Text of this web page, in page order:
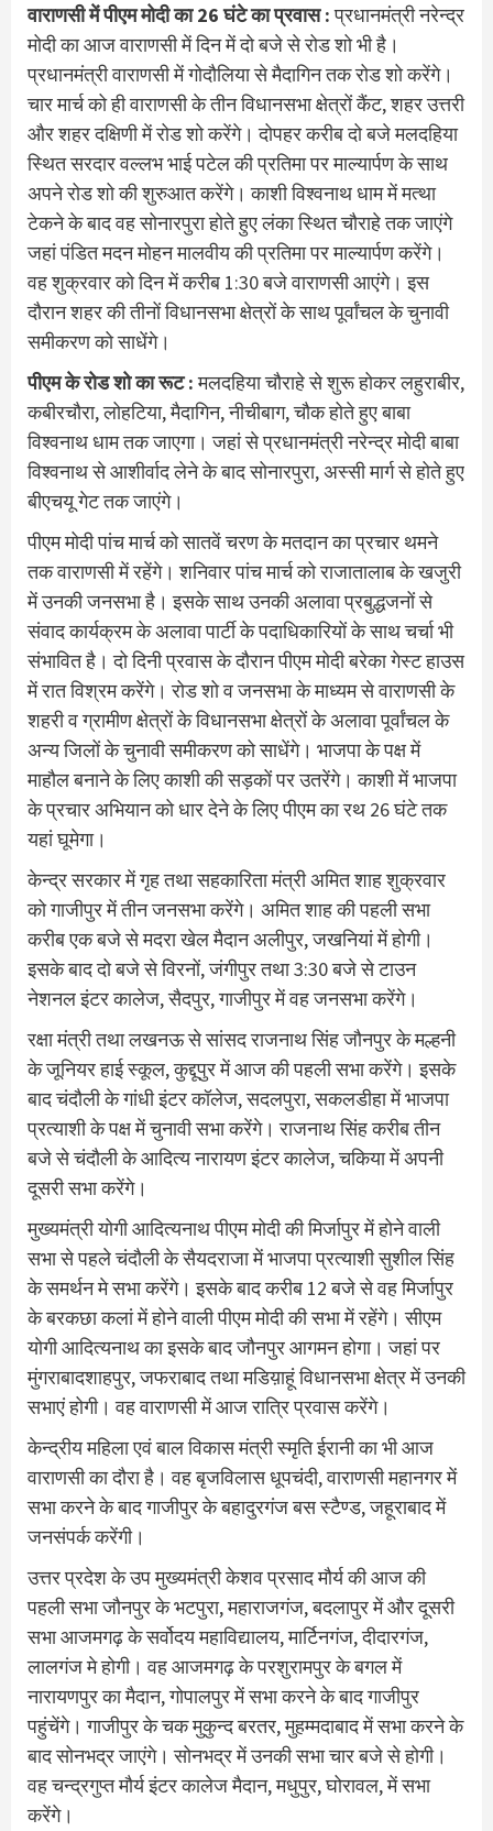
वाराणसी में पीएम मोदी का 26 घंटे का प्रवास :प्रधानमंत्री नरेन्द्र
मोदी का आज वाराणसी में दिन में दो बजे से रोड शो भी है।
प्रधानमंत्री वाराणसी में गोदौलिया से मैदागिन तक रोड शो करेंगे।
चार मार्च को ही वाराणसी के तीन विधानसभा क्षेत्रों कैंट, शहर उत्तरी
और शहर दक्षिणी में रोड शो करेंगे। दोपहर करीब दो बजे मलदहिया
स्थित सरदार वल्लभ भाई पटेल की प्रतिमा पर माल्यार्पण के साथ
अपने रोड शो की शुरुआत करेंगे। काशी विश्वनाथ धाम में मत्था
टेकने के बाद वह सोनारपुरा होते हुए लंका स्थित चौराहे तक जाएंगे
जहां पंडित मदन मोहन मालवीय की प्रतिमा पर माल्यार्पण करेंगे।
वह शुक्रवार को दिन में करीब 1:30 बजे वाराणसी आएंगे। इस
दौरान शहर की तीनों विधानसभा क्षेत्रों के साथ पूर्वांचल के चुनावी
समीकरण को साधेंगे।
पीएम के रोड शो का रूट :मलदहिया चौराहे से शुरू होकर लहुराबीर,
कबीरचौरा, लोहटिया, मैदागिन, नीचीबाग, चौक होते हुए बाबा
विश्वनाथ धाम तक जाएगा। जहां से प्रधानमंत्री नरेन्द्र मोदी बाबा
विश्वनाथ से आशीर्वाद लेने के बाद सोनारपुरा, अस्सी मार्ग से होते हुए
बीएचयू गेट तक जाएंगे।
पीएम मोदी पांच मार्च को सातवें चरण के मतदान का प्रचार थमने
तक वाराणसी में रहेंगे। शनिवार पांच मार्च को राजातालाब के खजुरी
में उनकी जनसभा है। इसके साथ उनकी अलावा प्रबुद्धजनों से
संवाद कार्यक्रम के अलावा पार्टी के पदाधिकारियों के साथ चर्चा भी
संभावित है। दो दिनी प्रवास के दौरान पीएम मोदी बरेका गेस्ट हाउस
में रात विश्रम करेंगे। रोड शो व जनसभा के माध्यम से वाराणसी के
शहरी व ग्रामीण क्षेत्रों के विधानसभा क्षेत्रों के अलावा पूर्वांचल के
अन्य जिलों के चुनावी समीकरण को साधेंगे। भाजपा के पक्ष में
माहौल बनाने के लिए काशी की सड़कों पर उतरेंगे। काशी में भाजपा
के प्रचार अभियान को धार देने के लिए पीएम का रथ 26 घंटे तक
यहां घूमेगा।
केन्द्र सरकार में गृह तथा सहकारिता मंत्री अमित शाह शुक्रवार
को गाजीपुर में तीन जनसभा करेंगे। अमित शाह की पहली सभा
करीब एक बजे से मदरा खेल मैदान अलीपुर, जखनियां में होगी।
इसके बाद दो बजे से विरनों, जंगीपुर तथा 3:30 बजे से टाउन
नेशनल इंटर कालेज, सैदपुर, गाजीपुर में वह जनसभा करेंगे।
रक्षा मंत्री तथा लखनऊ से सांसद राजनाथ सिंह जौनपुर के मल्हनी
के जूनियर हाई स्कूल, कुद्दूपुर में आज की पहली सभा करेंगे। इसके
बाद चंदौली के गांधी इंटर कॉलेज, सदलपुरा, सकलडीहा में भाजपा
प्रत्याशी के पक्ष में चुनावी सभा करेंगे। राजनाथ सिंह करीब तीन
बजे से चंदौली के आदित्य नारायण इंटर कालेज, चकिया में अपनी
दूसरी सभा करेंगे।
मुख्यमंत्री योगी आदित्यनाथ पीएम मोदी की मिर्जापुर में होने वाली
सभा से पहले चंदौली के सैयदराजा में भाजपा प्रत्याशी सुशील सिंह
के समर्थन मे सभा करेंगे। इसके बाद करीब 12 बजे से वह मिर्जापुर
के बरकछा कलां में होने वाली पीएम मोदी की सभा में रहेंगे। सीएम
योगी आदित्यनाथ का इसके बाद जौनपुर आगमन होगा। जहां पर
मुंगराबादशाहपुर, जफराबाद तथा मडिय़ाहूं विधानसभा क्षेत्र में उनकी
सभाएं होगी। वह वाराणसी में आज रात्रि प्रवास करेंगे।
केन्द्रीय महिला एवं बाल विकास मंत्री स्मृति ईरानी का भी आज
वाराणसी का दौरा है। वह बृजविलास धूपचंदी, वाराणसी महानगर में
सभा करने के बाद गाजीपुर के बहादुरगंज बस स्टैण्ड, जहूराबाद में
जनसंपर्क करेंगी।
उत्तर प्रदेश के उप मुख्यमंत्री केशव प्रसाद मौर्य की आज की
पहली सभा जौनपुर के भटपुरा, महाराजगंज, बदलापुर में और दूसरी
सभा आजमगढ़ के सर्वोदय महाविद्यालय, मार्टिनगंज, दीदारगंज,
लालगंज मे होगी। वह आजमगढ़ के परशुरामपुर के बगल में
नारायणपुर का मैदान, गोपालपुर में सभा करने के बाद गाजीपुर
पहुंचेंगे। गाजीपुर के चक मुकुन्द बरतर, मुहम्मदाबाद में सभा करने के
बाद सोनभद्र जाएंगे। सोनभद्र में उनकी सभा चार बजे से होगी।
वह चन्द्रगुप्त मौर्य इंटर कालेज मैदान, मधुपुर, घोरावल, में सभा
करेंगे।